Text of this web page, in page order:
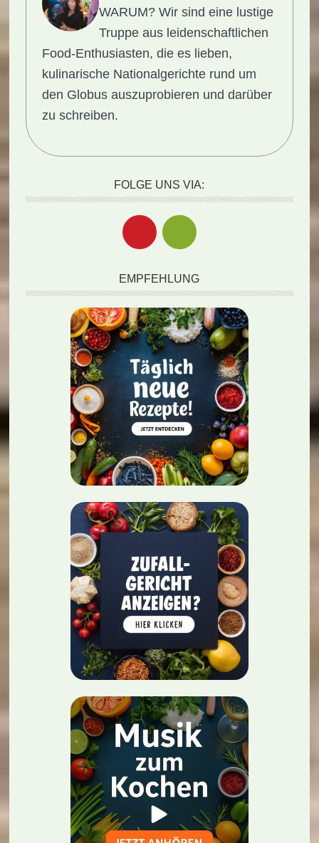
WARUM? Wir sind eine lustige
Truppe aus leidenschaftlichen
Food-Enthusiasten, die es lieben,
kulinarische Nationalgerichte rund um
den Globus auszuprobieren und darüber
zu schreiben.
FOLGE UNS VIA:
EMPFEHLUNG